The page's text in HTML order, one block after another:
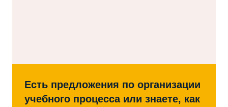
Есть предложения по организации
учебного процесса или знаете, как